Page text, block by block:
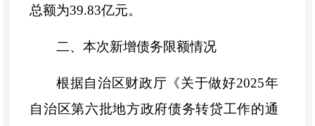
总额为39.83亿元。
二、本次新增债务限额情况
根据自治区财政厅《关于做好2025年
自治区第六批地方政府债务转贷工作的通